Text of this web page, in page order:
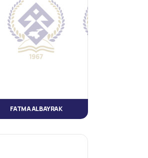
FATMA ALBAYRAK